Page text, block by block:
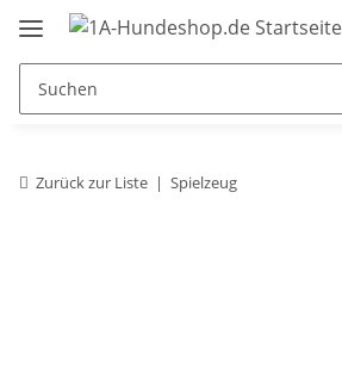
Zurück zur Liste Spielzeug